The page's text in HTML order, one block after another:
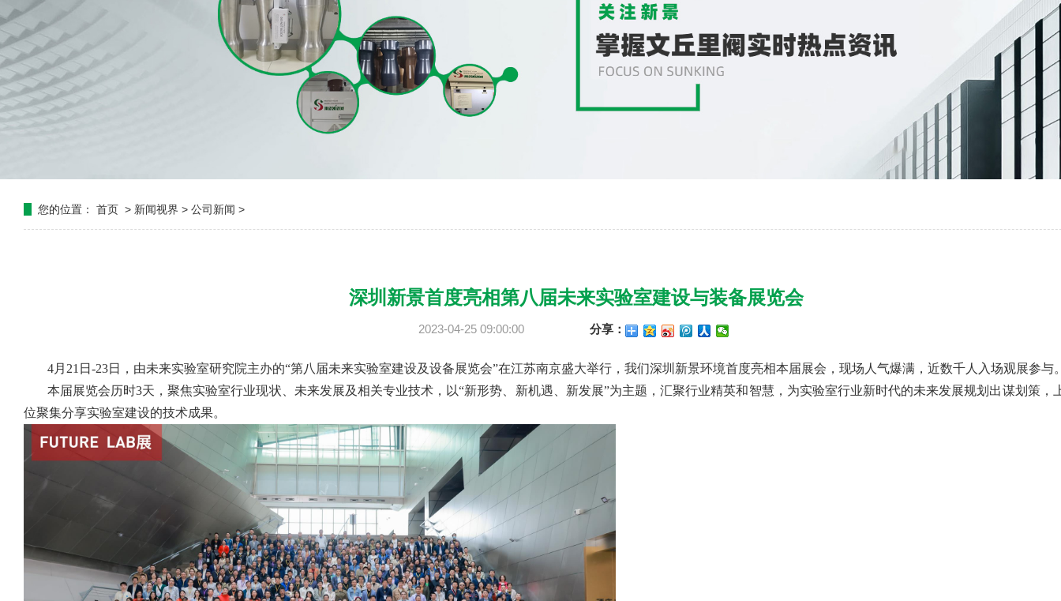
您的位置： 首页 > 新闻视界 > 公司新闻 >
深圳新景首度亮相第八届未来实验室建设与装备展览会
2023-04-25 09:00:00 分享：
4月 21 日 -23日，由未来实验室研究院主办的“第八届未来实验室建设及设备展览会”在江苏南京盛大举行，我们深圳新景环境首度亮相本届展会，现场人气爆满，近数千人入场观展参与
本届展览会历时3天，聚焦实验室行业现状、未来发展及相关专业技术，以“新形势、新机遇、新发展”为主题，汇聚行业精英和智慧，为实验室行业新时代的未来发展规划出谋划策，
位聚集分享实验室建设的技术成果。